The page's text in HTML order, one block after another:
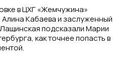
в ЦХГ «Жемчужина»
Кабаева и заслуженный
подсказали Марии
как точнее попасть в